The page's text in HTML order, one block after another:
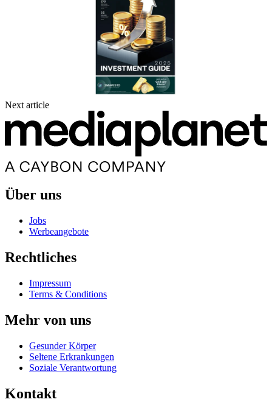
Next article
Über uns
Jobs
Werbeangebote
Rechtliches
Impressum
Terms & Conditions
Mehr von uns
Gesunder Körper
Seltene Erkrankungen
Soziale Verantwortung
Kontakt